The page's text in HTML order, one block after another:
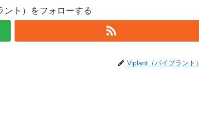
ント）をフォローする
Viplant（バイプラント）